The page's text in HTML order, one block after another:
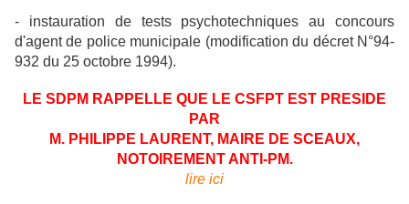
- instauration de tests psychotechniques au concours
d'agent de police municipale (modification du décret N°94-
932 du 25 octobre 1994).
LE SDPM RAPPELLE QUE LE CSFPT EST PRESIDE
PAR
M. PHILIPPE LAURENT, MAIRE DE SCEAUX,
NOTOIREMENT ANTI-PM.
lire ici